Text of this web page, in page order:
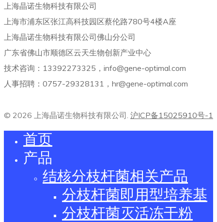
上海晶诺生物科技有限公司
上海市浦东区张江高科技园区蔡伦路780号4楼A座
上海晶诺生物科技有限公司佛山分公司
广东省佛山市顺德区云天生物创新产业中心
技术咨询：13392273325，info@gene-optimal.com
人事招聘：0757-29328131，hr@gene-optimal.com
© 2026 上海晶诺生物科技有限公司. 沪ICP备15025910号-1
首页
产品
结核分枝杆菌相关产品
分枝杆菌即用型培养基
分枝杆菌灭活冻干粉